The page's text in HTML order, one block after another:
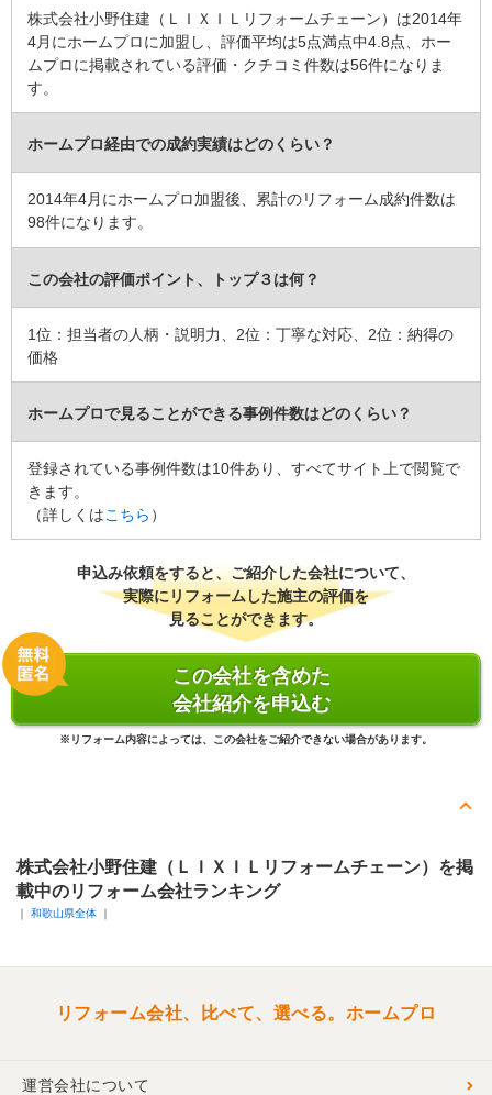
仕上がり補修の対応も迅速にしていただけて良かったです。
ありがとうございました。
この会社に決めた理由
相見積もりもしましたが、以前工事をしていただいた安心と信頼感
があり決めました。
リフォーム会社からの返答
いつもお声がけ頂きありがとうございます。
まだまだ至らない点多いかと思いますが、今後ともお付き合いよろ
しいお願いいたします。
リフォーム箇所：トイレ
価格
施工地
：和歌山県 和歌山市
築年数
： 26〜30年
： 2020年10月30日
株式会社小野住建（ＬＩＸＩＬリフォームチェーン）は2014年
4月にホームプロに加盟し、評価平均は5点満点中4.8点、ホー
ムプロに掲載されている評価・クチコミ件数は56件になりま
す。
ホームプロ経由での成約実績はどのくらい？
2014年4月にホームプロ加盟後、累計のリフォーム成約件数は
98件になります。
この会社の評価ポイント、トップ３は何？
1位：担当者の人柄・説明力、2位：丁寧な対応、2位：納得の
価格
ホームプロで見ることができる事例件数はどのくらい？
登録されている事例件数は10件あり、すべてサイト上で閲覧で
きます。
（詳しくはこちら ）
申込み依頼をすると、ご紹介した会社について、
実際にリフォームした施主の評価を
見ることができます。
この会社を含めた
会社紹介を申込む
※リフォーム内容によっては、この会社をご紹介できない場合があります。
株式会社小野住建（ＬＩＸＩＬリフォームチェーン）を掲
載中のリフォーム会社ランキング
和歌山県全体
リフォーム会社、比べて、選べる。ホームプロ
運営会社について